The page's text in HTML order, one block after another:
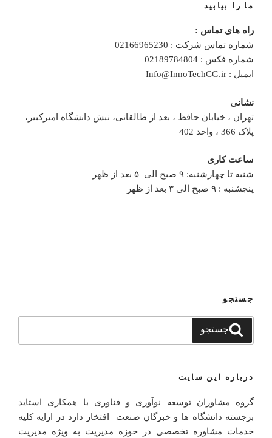
ما را بیابید
راه های تماس :
شماره تماس شرکت : 02166965230
شماره فکس : 02189784804
ایمیل : Info@InnoTechCG.ir
نشانی
تهران ، خیابان حافظ ، بعد از طالقانی، نبش دانشگاه امیرکبیر،
پلاک 366 ، واحد 402
ساعت کاری
شنبه تا چهارشنبه: ۹ صبح الی ۵ بعد از ظهر
پنجشنبه : ۹ صبح الی ۳ بعد از ظهر
جستجو
جستجو
برای
جستجو
درباره این سایت
گروه مشاوران توسعه نوآوری و فناوری با همکاری استاید
برجسته دانشگاه ها و خبرگان صنعت افتخار دارد در ارایه کلیه
خدمات مشاوره تخصصی در حوزه مدیریت به ویژه مدیریت